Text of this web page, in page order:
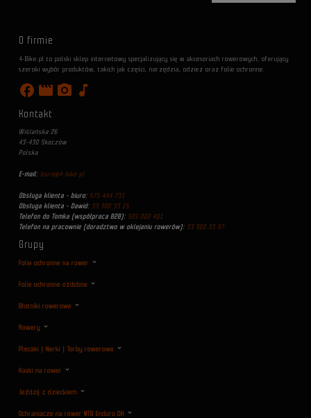
O firmie
4-Bike.pl to polski sklep internetowy specjalizujący się w akcesoriach rowerowych, oferujący
szeroki wybór produktów, takich jak części, narzędzia, odzież oraz folie ochronne.
facebook movie photo_camera music_note
Kontakt
Wiślańska 26
43-430 Skoczów
Polska
E-mail: biuro@4-bike.pl
Obsługa klienta - biuro: 575 444 731
Obsługa klienta - Dawid: 33 300 33 15
Telefon do Tomka (współpraca B2B): 505 002 401
Telefon na pracownie (doradztwo w oklejaniu rowerów): 33 300 33 97
Grupy
Folie ochronne na rower
Folie ochronne ozdobne
Błotniki rowerowe
Rowery
Plecaki | Nerki | Torby rowerowe
Kaski na rower
Jeździj z dzieckiem
Ochraniacze na rower MTB Enduro DH